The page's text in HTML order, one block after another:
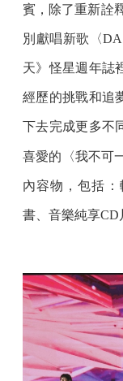
賓，除了重新詮
別獻唱新歌〈
天》怪星週年誌
經歷的挑戰和追
下去完成更多不
喜愛的〈我不可
內容物，包括
書、音樂純享CD